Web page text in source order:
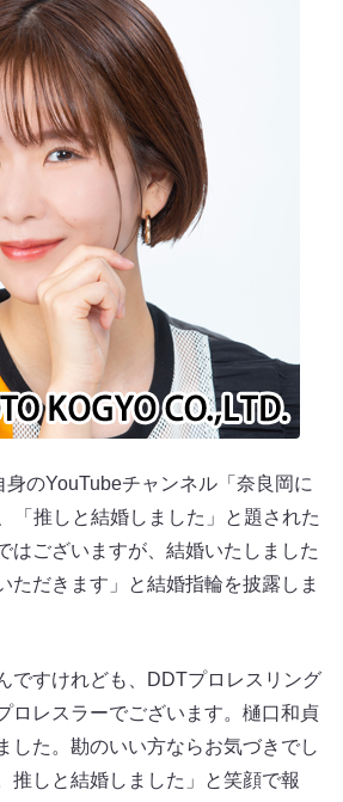
のYouTubeチャンネル「奈良岡に
「推しと結婚しました」と題された
はございますが、結婚いたしました
ただきます」と結婚指輪を披露しま
ですけれども、DDTプロレスリング
ロレスラーでございます。樋口和貞
した。勘のいい方ならお気づきでし
推しと結婚しました」と笑顔で報